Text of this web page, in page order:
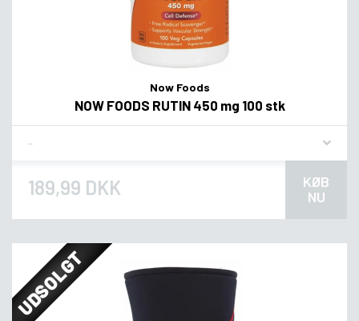
Now Foods
NOW FOODS RUTIN 450 mg 100 stk
189,99 DKK
KØB
NU
UDSOLGT